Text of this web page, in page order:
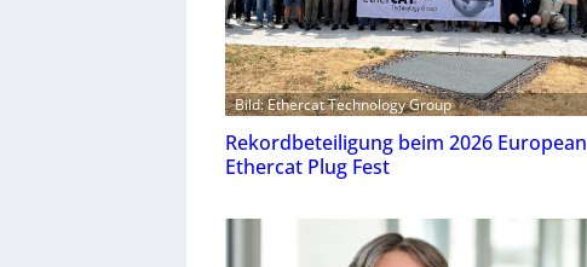
Bild: Ethercat Technology Group
Rekordbeteiligung beim 2026 European
Ethercat Plug Fest